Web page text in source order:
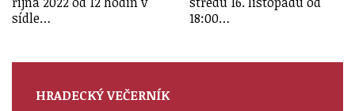
sídle…
18:00…
HRADECKÝ VEČERNÍK